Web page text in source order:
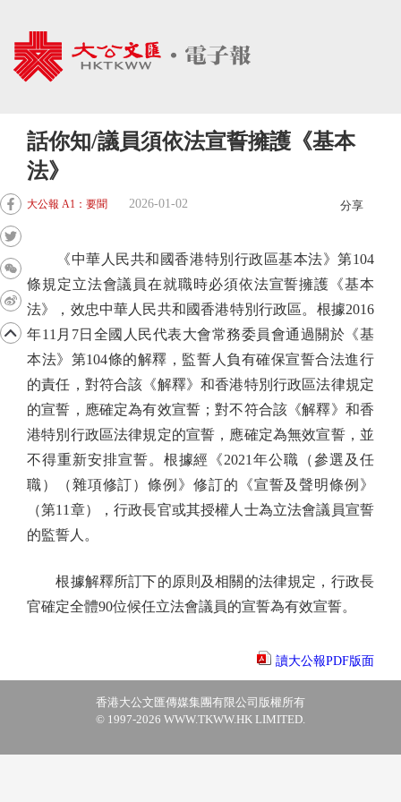
話你知/議員須依法宣誓擁護《基本
法》
大公報 A1：要聞 2026-01-02 分享
《中華人民共和國香港特別行政區基本法》第104
條規定立法會議員在就職時必須依法宣誓擁護《基本
法》，效忠中華人民共和國香港特別行政區。根據2016
年11月7日全國人民代表大會常務委員會通過關於《基
本法》第104條的解釋，監誓人負有確保宣誓合法進行
的責任，對符合該《解釋》和香港特別行政區法律規定
的宣誓，應確定為有效宣誓；對不符合該《解釋》和香
港特別行政區法律規定的宣誓，應確定為無效宣誓，並
不得重新安排宣誓。根據經《2021年公職（參選及任
職）（雜項修訂）條例》修訂的《宣誓及聲明條例》
（第11章），行政長官或其授權人士為立法會議員宣誓
的監誓人。
根據解釋所訂下的原則及相關的法律規定，行政長
官確定全體90位候任立法會議員的宣誓為有效宣誓。
讀大公報PDF版面
香港大公文匯傳媒集團有限公司版權所有
© 1997-2026 WWW.TKWW.HK LIMITED.